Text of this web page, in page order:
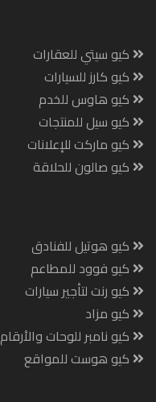
كيو سيتي للعقارات
كيو كارز للسيارات
كيو هاوس للخدم
كيو سيل للمنتجات
كيو ماركت للإعلانات
كيو صالون للحلاقة
كيو هوتيل للفنادق
كيو فوود للمطاعم
كيو رنت لتأجير سيارات
كيو مزاد
كيو نامبر للوحات والأرقام
كيو هوست للمواقع